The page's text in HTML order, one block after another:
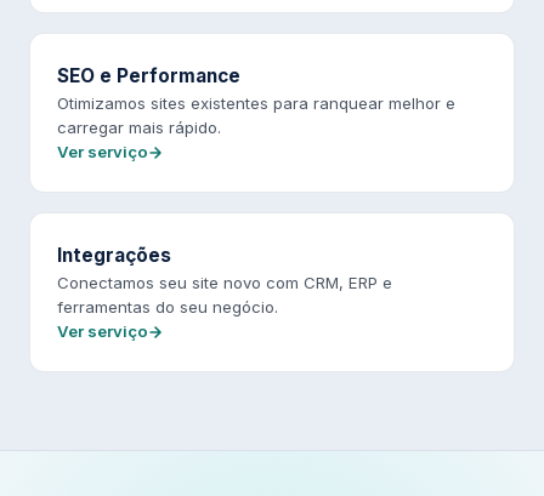
SEO e Performance
Otimizamos sites existentes para ranquear melhor e
carregar mais rápido.
Ver serviço
Integrações
Conectamos seu site novo com CRM, ERP e
ferramentas do seu negócio.
Ver serviço